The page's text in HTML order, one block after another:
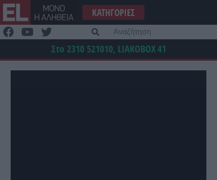
Μετάβαση
στο
περιεχόμενο
ΚΑΤΗΓΟΡΊΕΣ
Στο 2310 521010, LIAKOBOX41